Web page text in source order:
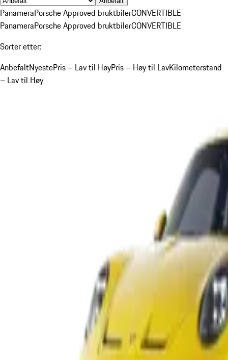
PanameraPorsche Approved bruktbilerCONVERTIBLE
PanameraPorsche Approved bruktbilerCONVERTIBLE
Sorter etter:
AnbefaltNyestePris – Lav til HøyPris – Høy til LavKilometerstand
– Lav til Høy